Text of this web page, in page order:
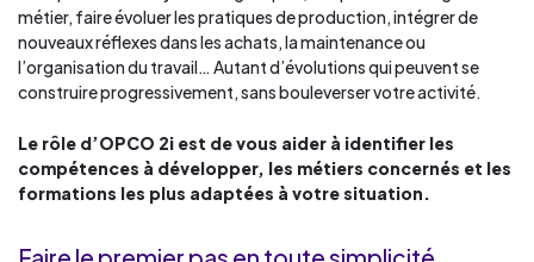
métier, faire évoluer les pratiques de production, intégrer de
nouveaux réflexes dans les achats, la maintenance ou
l’organisation du travail… Autant d’évolutions qui peuvent se
construire progressivement, sans bouleverser votre activité.
Le rôle d’OPCO 2i est de vous aider à identifier les
compétences à développer, les métiers concernés et les
formations les plus adaptées à votre situation.